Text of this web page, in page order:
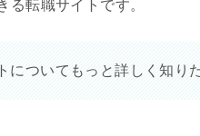
る転職サイトです。
についてもっと詳しく知り